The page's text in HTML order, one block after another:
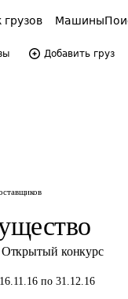
грузов Машины
Добавить груз
Открытый конкурс
по 31.12.16